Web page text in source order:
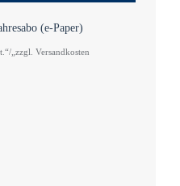
(e-Paper)
„zzgl. Versandkosten